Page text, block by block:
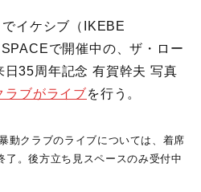
イケシブ（IKEBE
で開催中の、ザ・ロー
日35周年記念 有賀幹夫 写真
ラブがライブを行う。
動クラブのライブについては、着席
了。後方立ち見スペースのみ受付中